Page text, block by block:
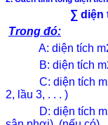
BIỆT
Công trình
BIỆT
Thủ tục pháp lý
Xin phép
Xin phép
Gia hạn
Điều
∑ diện
Trong đó:
A: diện tích m2
B: diện tích m2
C: diện tích m2
2, lầu 3, . . . )
D: diện tích m2